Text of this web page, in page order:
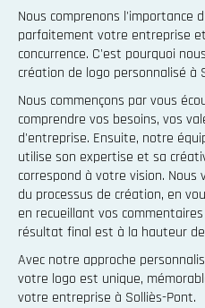
Nous comprenons l'importance
parfaitement votre entreprise
concurrence. C'est pourquoi
création de logo personnalisé à
Nous commençons par vous
comprendre vos besoins, vos
d'entreprise. Ensuite, notre
utilise son expertise et sa
correspond à votre vision.
du processus de création, en
en recueillant vos
résultat final est à la hauteur
Avec notre approche
votre logo est unique,
votre entreprise à Solliès-Pont.